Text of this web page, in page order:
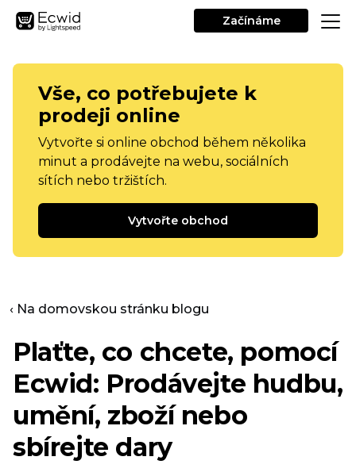
Začínáme
Vše, co potřebujete k
prodeji online
Vytvořte si online obchod během několika
minut a prodávejte na webu, sociálních
sítích nebo tržištích.
Vytvořte obchod
‹ Na domovskou stránku blogu
Plaťte, co chcete, pomocí
Ecwid: Prodávejte hudbu,
umění, zboží nebo
sbírejte dary